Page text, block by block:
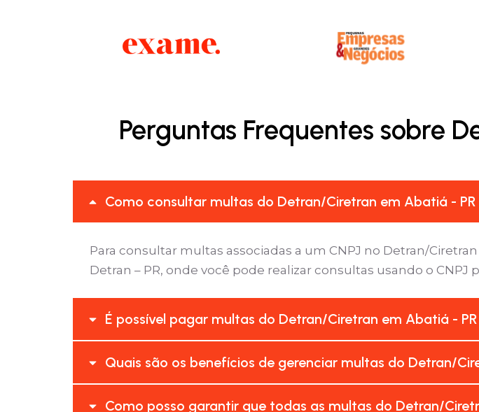
Perguntas Frequentes sobre
Como consultar multas do Detran/Ciretran em Abatiá - PR
Para consultar multas associadas a um CNPJ no Detran/
Detran – PR, onde você pode realizar consultas usando o
É possível pagar multas do Detran/Ciretran em Abatiá -
Quais são os benefícios de gerenciar multas do Detran/
Como posso garantir que todas as multas do Detran/